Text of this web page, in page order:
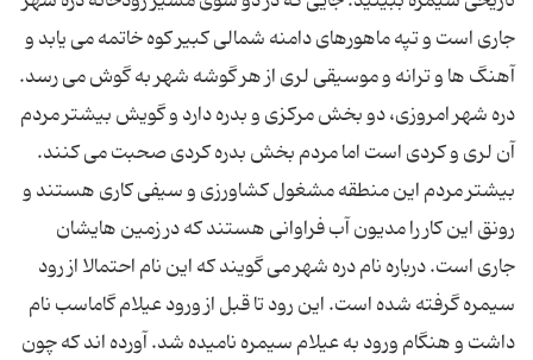
جاری است و تپه ماهورهای دامنه شمالی کبیر کوه خاتمه می یابد و
آهنگ ها و ترانه و موسیقی لری از هر گوشه شهر به گوش می رسد.
دره شهر امروزی، دو بخش مرکزی و بدره دارد و گویش بیشتر مردم
آن لری و کردی است اما مردم بخش بدره کردی صحبت می کنند.
بیشتر مردم این منطقه مشغول کشاورزی و سیفی کاری هستند و
رونق این کار را مدیون آب‌ فراوانی هستند که در زمین هایشان
جاری است. درباره نام دره شهر می گویند که این نام احتمالا از رود
سیمره گرفته شده است. این رود تا قبل از ورود عیلام گاماسب نام
داشت و هنگام ورود به عیلام سیمره نامیده شد. آورده اند که چون